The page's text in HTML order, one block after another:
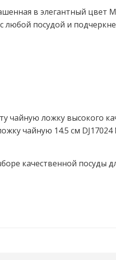
в элегантный цвет
посудой и
чайную ложку высокого
чайную 14.5 см
качественной посуды